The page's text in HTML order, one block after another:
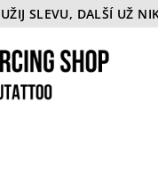
SLEVU, DALŠÍ UŽ